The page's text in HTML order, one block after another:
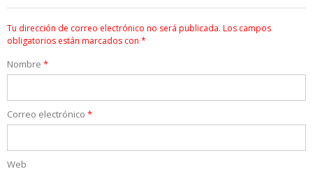
Tu dirección de correo electrónico no será publicada. Los campos
obligatorios están marcados con *
Nombre *
Correo electrónico *
Web